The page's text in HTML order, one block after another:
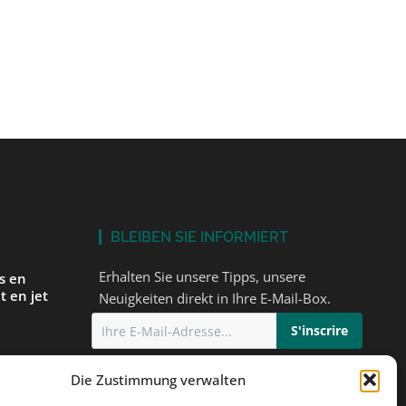
Die Zustimmung verwalten
en
en jet
BLEIBEN SIE INFORMIERT
Erhalten Sie unsere Tipps, unsere
Neuigkeiten direkt in Ihre E-Mail-Box.
zu